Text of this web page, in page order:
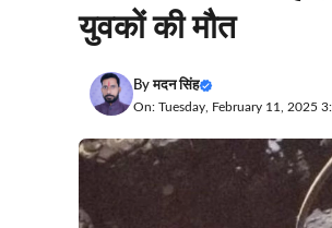
युवकों की मौत
Byमदन सिंह
On: Tuesday, February 11, 2025